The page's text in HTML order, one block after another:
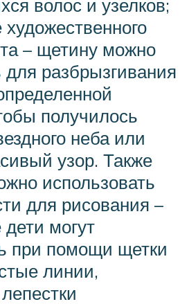
волос и узелков;
художественного
– щетину можно
разбрызгивания
получилось
неба или
узор. Также
использовать
для рисования –
могут
при помощи щетки
линии,